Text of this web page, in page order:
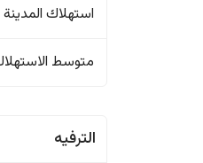
استهلاك المدينة
متوسط
الترفيه